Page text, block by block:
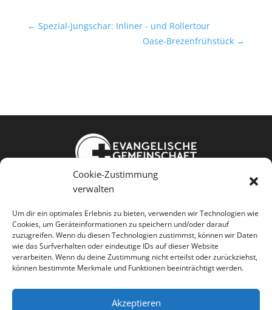
Cookie-Zustimmung
verwalten
Um dir ein optimales Erlebnis zu bieten, verwenden wir Technologien wie
Cookies, um Geräteinformationen zu speichern und/oder darauf
zuzugreifen. Wenn du diesen Technologien zustimmst, können wir Daten
wie das Surfverhalten oder eindeutige IDs auf dieser Website
verarbeiten. Wenn du deine Zustimmung nicht erteilst oder zurückziehst,
können bestimmte Merkmale und Funktionen beeinträchtigt werden.
Akzeptieren
← Spezial-Jungschar: Inliner - und Rollertour
Oase-Brezenfrühstück →
Weißkopfstraße 24
Jesus kennen Gemeinschaft leben
Menschen dienen

